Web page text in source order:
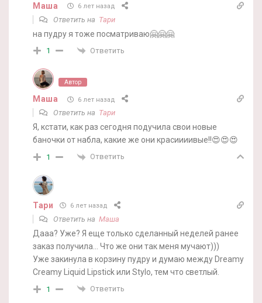
Маша 6 лет назад
Ответить на Тари
на пудру я тоже посматриваю🤗🤗🤗
1 Ответить
Автор
Маша 6 лет назад
Ответить на Тари
Я, кстати, как раз сегодня подучила свои новые
баночки от набла, какие же они красиииивые!!😍😍😍
1 Ответить
Тари 6 лет назад
Ответить на Маша
Дааа? Уже? Я еще только сделанный неделей ранее
заказ получила… Что же они так меня мучают)))
Уже закинула в корзину пудру и думаю между Dreamy
Creamy Liquid Lipstick или Stylo, тем что светлый.
1 Ответить